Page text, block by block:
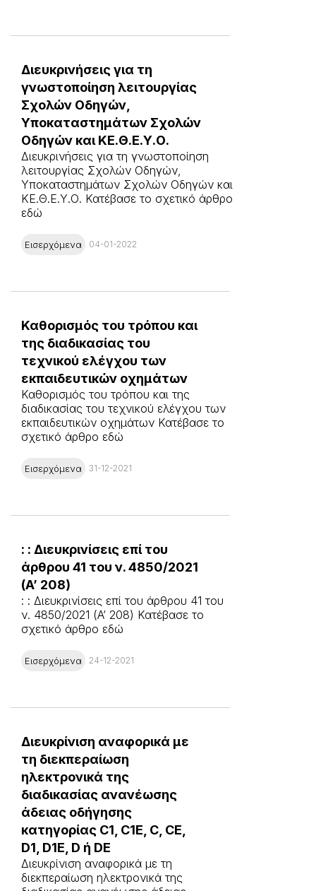
Διευκρινήσεις για τη
γνωστοποίηση λειτουργίας
Σχολών Οδηγών,
Υποκαταστημάτων Σχολών
Οδηγών και ΚΕ.Θ.Ε.Υ.Ο.
Διευκρινήσεις για τη γνωστοποίηση
λειτουργίας Σχολών Οδηγών,
Υποκαταστημάτων Σχολών Οδηγών και
ΚΕ.Θ.Ε.Υ.Ο. Κατέβασε το σχετικό άρθρο
εδώ
Εισερχόμενα 04-01-2022
Καθορισμός του τρόπου και
της διαδικασίας του
τεχνικού ελέγχου των
εκπαιδευτικών οχημάτων
Καθορισμός του τρόπου και της
διαδικασίας του τεχνικού ελέγχου των
εκπαιδευτικών οχημάτων Κατέβασε το
σχετικό άρθρο εδώ
Εισερχόμενα 31-12-2021
: : Διευκρινίσεις επί του
άρθρου 41 του ν. 4850/2021
(A’ 208)
: : Διευκρινίσεις επί του άρθρου 41 του
ν. 4850/2021 (A’ 208) Κατέβασε το
σχετικό άρθρο εδώ
Εισερχόμενα 24-12-2021
Διευκρίνιση αναφορικά με
τη διεκπεραίωση
ηλεκτρονικά της
διαδικασίας ανανέωσης
άδειας οδήγησης
κατηγορίας C1, C1E, C, CE,
D1, D1E, D ή DE
Διευκρίνιση αναφορικά με τη
διεκπεραίωση ηλεκτρονικά της